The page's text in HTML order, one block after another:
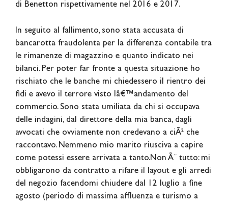
di Benetton rispettivamente nel 2016 e 2017.
In seguito al fallimento, sono stata accusata di
bancarotta fraudolenta per la differenza contabile tra
le rimanenze di magazzino e quanto indicato nei
bilanci. Per poter far fronte a questa situazione ho
rischiato che le banche mi chiedessero il rientro dei
fidi e avevo il terrore visto lâ€™andamento del
commercio. Sono stata umiliata da chi si occupava
delle indagini, dal direttore della mia banca, dagli
avvocati che ovviamente non credevano a ciÃ² che
raccontavo. Nemmeno mio marito riusciva a capire
come potessi essere arrivata a tanto.Non Ã¨ tutto: mi
obbligarono da contratto a rifare il layout e gli arredi
del negozio facendomi chiudere dal 12 luglio a fine
agosto (periodo di massima affluenza e turismo a